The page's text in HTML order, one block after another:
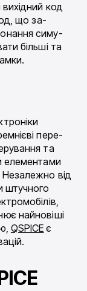
код
що за­
симу­
більші та
пере­
та
елементами
Незалежно від
штучного
найновіші
QSPICE є